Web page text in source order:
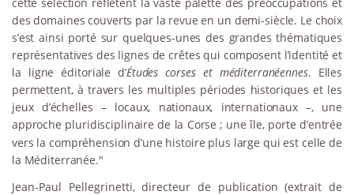
cette sélection reflètent la vaste palette des préoccupations et
des domaines couverts par la revue en un demi-siècle. Le choix
s’est ainsi porté sur quelques-unes des grandes thématiques
représentatives des lignes de crêtes qui composent l’identité et
la ligne éditoriale d’Études corses et méditerranéennes. Elles
permettent, à travers les multiples périodes historiques et les
jeux d’échelles – locaux, nationaux, internationaux –, une
approche pluridisciplinaire de la Corse ; une île, porte d’entrée
vers la compréhension d’une histoire plus large qui est celle de
la Méditerranée."
Jean-Paul Pellegrinetti, directeur de publication (extrait de